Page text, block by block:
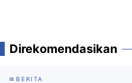
Direkomendasikan
BERITA